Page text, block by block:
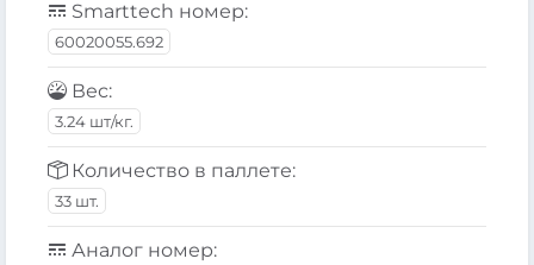
Smarttech номер:
60020055.692
Вес:
3.24 шт/кг.
Количество в паллете:
33 шт.
Аналог номер: